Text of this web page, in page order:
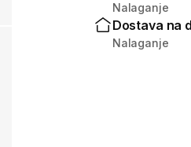
Nalaganje
Dostava na
Nalaganje